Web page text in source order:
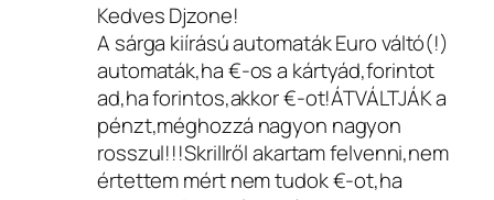
Kedves Djzone!
A sárga kiírású automaták Euro váltó(!)
automaták,ha €-os a kártyád,forintot
ad,ha forintos,akkor €-ot!ÁTVÁLTJÁK a
pénzt,méghozzá nagyon nagyon
rosszul!!!Skrillről akartam felvenni,nem
értettem mért nem tudok €-ot,ha